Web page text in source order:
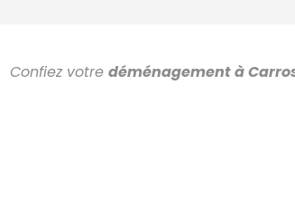
Confiez votre déménagement à